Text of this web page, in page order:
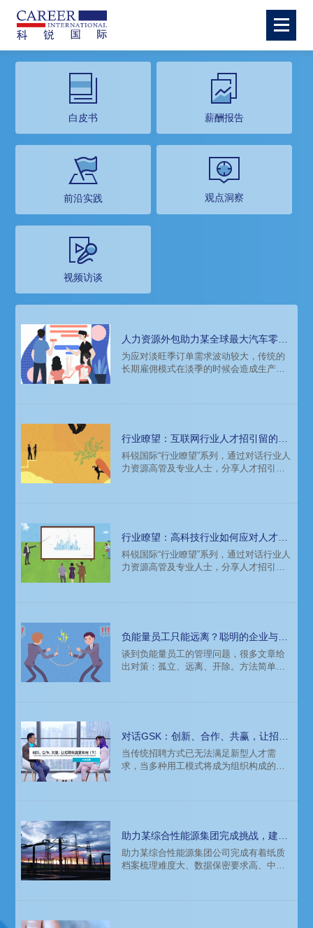
白皮书 薪酬报告
前沿实践 观点洞察
视频访谈
人力资源外包助力某全球最大汽车零部
件供应商应对淡旺季波动
为应对淡旺季订单需求波动较大，传统的
长期雇佣模式在淡季的时候会造成生产力
名猎头公司科锐国际为客户提供人力资源
外包服务，根据客户需求科锐顾问推荐客
户采用灵活用工模式。
行业瞭望：互联网行业人才招引留的有
力武器——非物质激励
科锐国际“行业瞭望”系列，通过对话行业人
力资源高管及专业人士，分享人才招引
察与洞见。
行业瞭望：高科技行业如何应对人才与
组织发展挑战
科锐国际“行业瞭望”系列，通过对话行业人
力资源高管及专业人士，分享人才招引
对高科技行业的观察与洞见。
负能量员工只能远离？聪明的企业与
HR这样做
谈到负能量员工的管理问题，很多文章给
出对策：孤立、远离、开除。方法简单粗
对话GSK：创新、合作、共赢，让招聘
有趣更有效（下）
当传统招聘方式已无法满足新型人才需
求，当多种用工模式将成为组织构成的常
才？如何让新技术在招聘与管理中加快落
地并融合？科锐国际本期“科锐LIVE”访谈
为您解答。
助力某综合性能源集团完成挑战，建立
新系统
助力某综合性能源集团公司完成有着纸质
档案梳理难度大、数据保密要求高、中组